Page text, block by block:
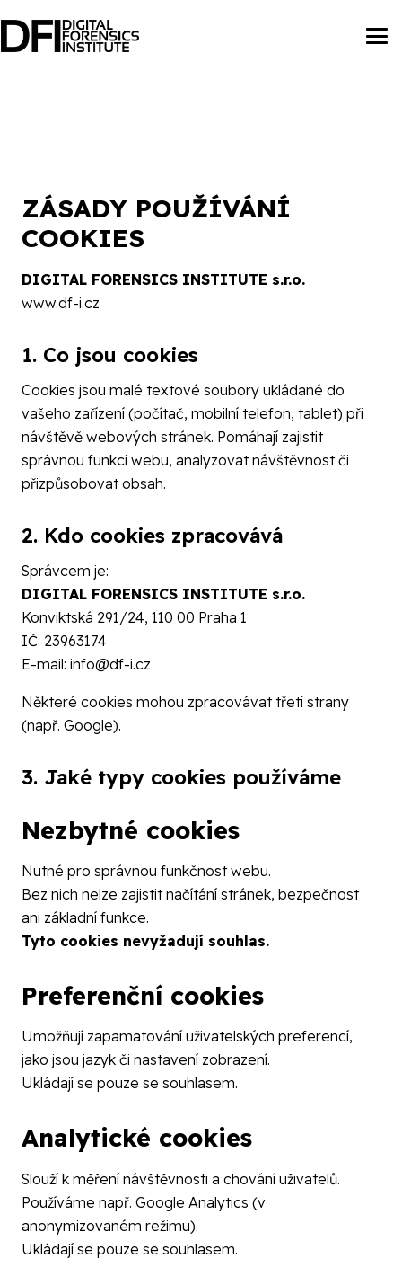
ZÁSADY POUŽÍVÁNÍ
COOKIES
DIGITAL FORENSICS INSTITUTE s.r.o.
www.df-i.cz
1. Co jsou cookies
Cookies jsou malé textové soubory ukládané do
vašeho zařízení (počítač, mobilní telefon, tablet) při
návštěvě webových stránek. Pomáhají zajistit
správnou funkci webu, analyzovat návštěvnost či
přizpůsobovat obsah.
2. Kdo cookies zpracovává
Správcem je:
DIGITAL FORENSICS INSTITUTE s.r.o.
Konviktská 291/24, 110 00 Praha 1
IČ: 23963174
E-mail: info@df-i.cz
Některé cookies mohou zpracovávat třetí strany
(např. Google).
3. Jaké typy cookies používáme
Nezbytné cookies
Nutné pro správnou funkčnost webu.
Bez nich nelze zajistit načítání stránek, bezpečnost
ani základní funkce.
Tyto cookies nevyžadují souhlas.
Preferenční cookies
Umožňují zapamatování uživatelských preferencí,
jako jsou jazyk či nastavení zobrazení.
Ukládají se pouze se souhlasem.
Analytické cookies
Slouží k měření návštěvnosti a chování uživatelů.
Používáme např. Google Analytics (v
anonymizovaném režimu).
Ukládají se pouze se souhlasem.